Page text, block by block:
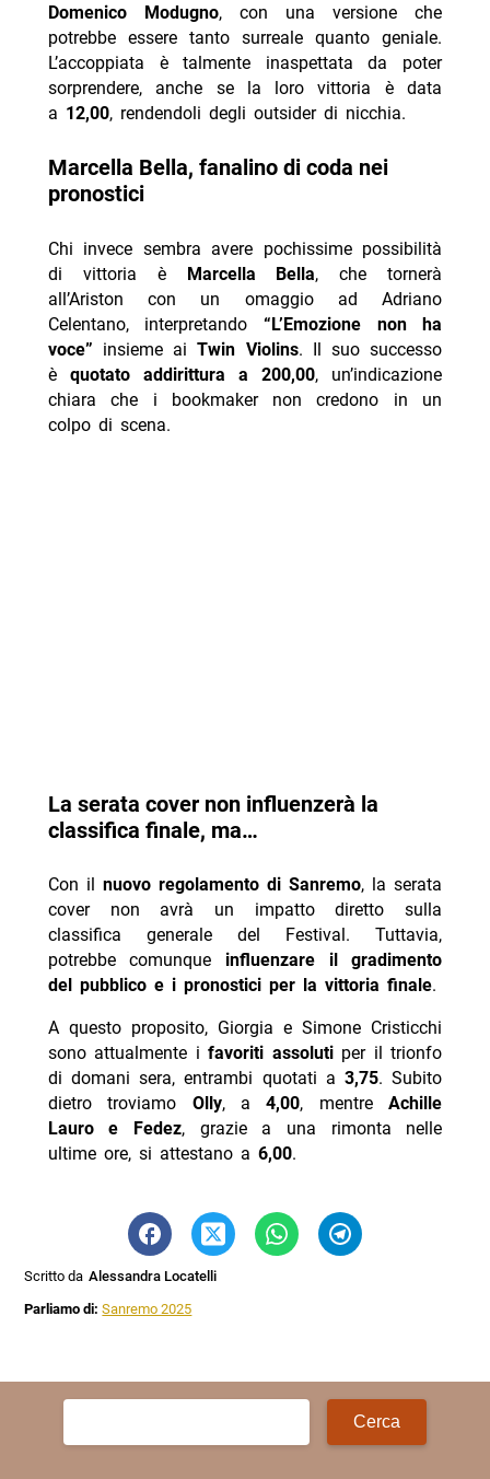
Domenico Modugno, con una versione che
potrebbe essere tanto surreale quanto geniale.
L’accoppiata è talmente inaspettata da poter
sorprendere, anche se la loro vittoria è data
a 12,00, rendendoli degli outsider di nicchia.
Marcella Bella, fanalino di coda nei
pronostici
Chi invece sembra avere pochissime possibilità
di vittoria è Marcella Bella, che tornerà
all’Ariston con un omaggio ad Adriano
Celentano, interpretando “L’Emozione non ha
voce” insieme aiTwin Violins. Il suo successo
è quotato addirittura a 200,00, un’indicazione
chiara che i bookmaker non credono in un
colpo di scena.
La serata cover non influenzerà la
classifica finale, ma…
Con il nuovo regolamento di Sanremo, la serata
cover non avrà un impatto diretto sulla
classifica generale del Festival. Tuttavia,
potrebbe comunque influenzare il gradimento
del pubblico e i pronostici per la vittoria finale.
A questo proposito, Giorgia e Simone Cristicchi
sono attualmente ifavoriti assolutiper il trionfo
di domani sera, entrambi quotati a 3,75. Subito
dietro troviamo Olly, a4,00, mentreAchille
Lauro e Fedez, grazie a una rimonta nelle
ultime ore, si attestano a 6,00.
Scritto da Alessandra Locatelli
Parliamo di:Sanremo 2025
Ricerca